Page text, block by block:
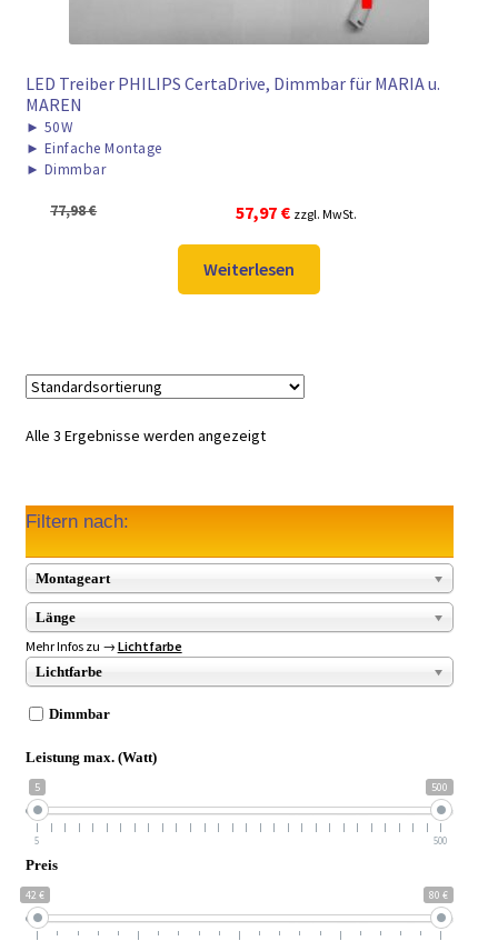
LED Treiber PHILIPS CertaDrive, Dimmbar für MARIA u.
MAREN
► 50W
► Einfache Montage
► Dimmbar
77,98€
Ursprünglicher
Preis
war:
77,98 €
57,97 €Aktueller
Preis
ist:
57,97 €.
zzgl. MwSt.
Weiterlesen
Alle 3 Ergebnisse werden angezeigt
Filtern nach:
Montageart
Länge
Mehr Infos zu → Lichtfarbe
Lichtfarbe
Dimmbar
Leistung max. (Watt)
5 500
5 500
Preis
42 € 80 €